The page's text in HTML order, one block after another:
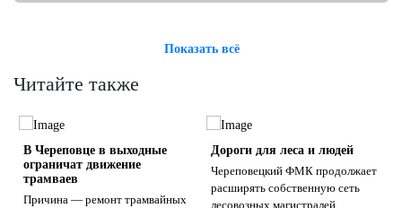
Показать всё
Читайте также
В Череповце в выходные
ограничат движение
трамваев
Причина — ремонт трамвайных
Дороги для леса и людей
Череповецкий ФМК продолжает
расширять собственную сеть
лесовозных магистралей